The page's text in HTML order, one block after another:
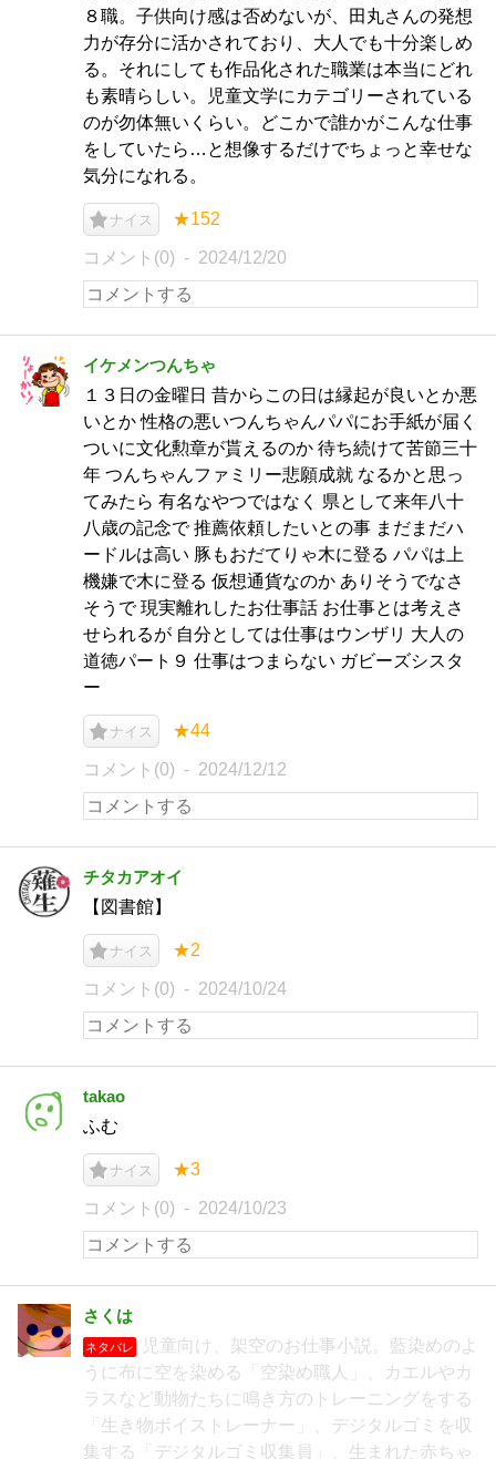
８職。子供向け感は否めないが、田丸さんの発想
力が存分に活かされており、大人でも十分楽しめ
る。それにしても作品化された職業は本当にどれ
も素晴らしい。児童文学にカテゴリーされている
のが勿体無いくらい。どこかで誰かがこんな仕事
をしていたら…と想像するだけでちょっと幸せな
気分になれる。
ナイス ★152
コメント(0) 2024/12/20
イケメンつんちゃ
１３日の金曜日 昔からこの日は縁起が良いとか悪
いとか 性格の悪いつんちゃんパパにお手紙が届く
ついに文化勲章が貰えるのか 待ち続けて苦節三十
年 つんちゃんファミリー悲願成就 なるかと思っ
てみたら 有名なやつではなく 県として来年八十
八歳の記念で 推薦依頼したいとの事 まだまだハ
ードルは高い 豚もおだてりゃ木に登る パパは上
機嫌で木に登る 仮想通貨なのか ありそうでなさ
そうで 現実離れしたお仕事話 お仕事とは考えさ
せられるが 自分としては仕事はウンザリ 大人の
道徳パート９ 仕事はつまらない ガビーズシスタ
ー
ナイス ★44
コメント(0) 2024/12/12
チタカアオイ
【図書館】
ナイス ★2
コメント(0) 2024/10/24
takao
ふむ
ナイス ★3
コメント(0) 2024/10/23
さくは
ネタバレ
児童向け、架空のお仕事小説。藍染めのよ
うに布に空を染める「空染め職人」、カエルやカ
ラスなど動物たちに鳴き方のトレーニングをする
「生き物ボイストレーナー」、デジタルゴミを収
集する「デジタルゴミ収集員」、生まれた赤ちゃ